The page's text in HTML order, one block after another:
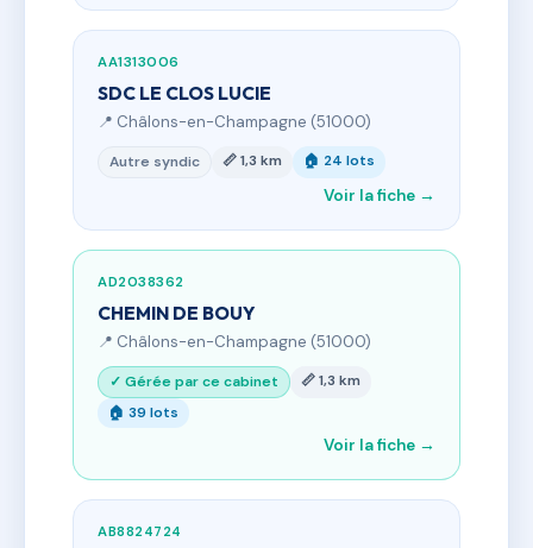
AA1313006
SDC LE CLOS LUCIE
📍 Châlons-en-Champagne (51000)
Autre syndic 📏 1,3 km 🏠 24 lots
Voir la fiche →
AD2038362
CHEMIN DE BOUY
📍 Châlons-en-Champagne (51000)
✓ Gérée par ce cabinet
📏 1,3 km
🏠 39 lots
Voir la fiche →
AB8824724